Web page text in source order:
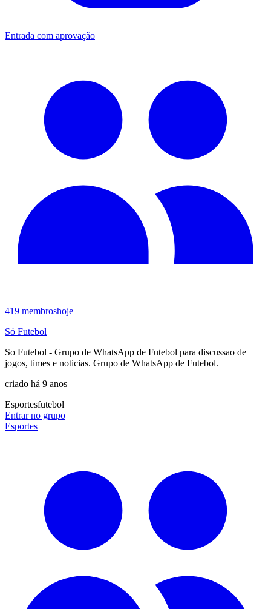
Entrada com aprovação
419 membroshoje
Só Futebol
So Futebol - Grupo de WhatsApp de Futebol para discussao de
jogos, times e noticias. Grupo de WhatsApp de Futebol.
criado há 9 anos
Esportesfutebol
Entrar no grupo
Esportes